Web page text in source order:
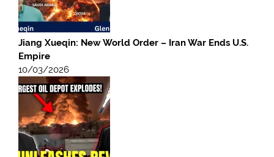
Jiang Xueqin: New World Order – Iran War Ends U.S.
Empire
10/03/2026